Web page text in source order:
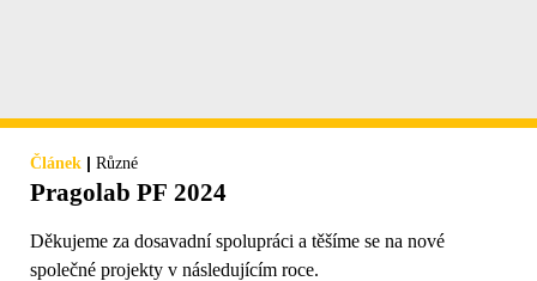
Článek | Různé
Pragolab PF 2024
Děkujeme za dosavadní spolupráci a těšíme se na nové
společné projekty v následujícím roce.